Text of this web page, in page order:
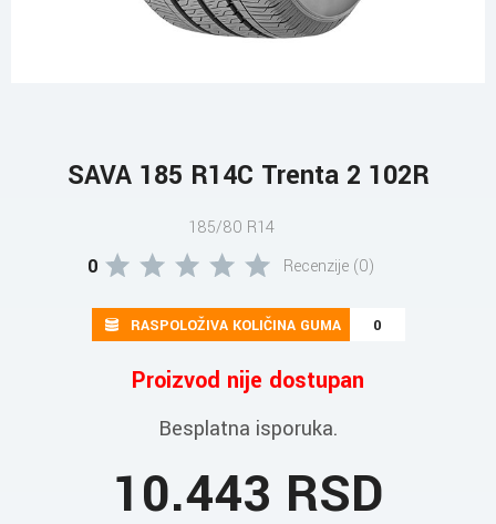
SAVA 185 R14C Trenta 2 102R
185/80 R14
0 Recenzije (0)
RASPOLOŽIVA KOLIČINA GUMA 0
Proizvod nije dostupan
Besplatna isporuka.
10.443 RSD